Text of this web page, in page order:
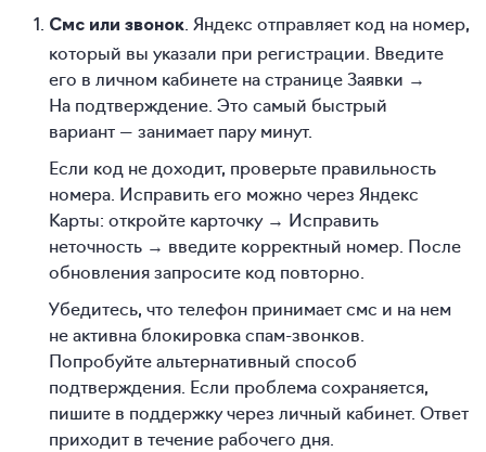
Смс или звонок . Яндекс отправляет код на номер,
который вы указали при регистрации. Введите
его в личном кабинете на странице Заявки →
На подтверждение. Это самый быстрый
вариант — занимает пару минут.
Если код не доходит, проверьте правильность
номера. Исправить его можно через Яндекс
Карты: откройте карточку → Исправить
неточность → введите корректный номер. После
обновления запросите код повторно.
Убедитесь, что телефон принимает смс и на нем
не активна блокировка спам-звонков.
Попробуйте альтернативный способ
подтверждения. Если проблема сохраняется,
пишите в поддержку через личный кабинет. Ответ
приходит в течение рабочего дня.